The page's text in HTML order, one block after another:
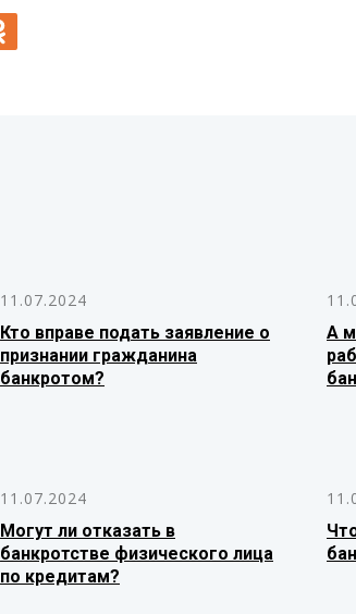
11.07.2024
Кто вправе подать заявление о
признании гражданина
банкротом?
А
11.07.2024
Могут ли отказать в
банкротстве физического лица
по кредитам?